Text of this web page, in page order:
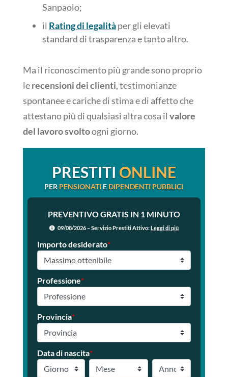
Sanpaolo;
il Rating di legalitàper gli elevati
standard di trasparenza e tanto altro.
Ma il riconoscimento più grande sono proprio
lerecensioni dei clienti, testimonianze
spontanee e cariche di stima e di affetto che
attestano più di qualsiasi altra cosa il valore
del lavoro svoltoogni giorno.
PRESTITI ONLINE
PER PENSIONATI E DIPENDENTI PUBBLICI
PREVENTIVO GRATIS IN 1 MINUTO
09/08/2026 – Servizio Prestiti Attivo:Leggi di più
Importo desiderato*
Professione*
Provincia*
Data di nascita*